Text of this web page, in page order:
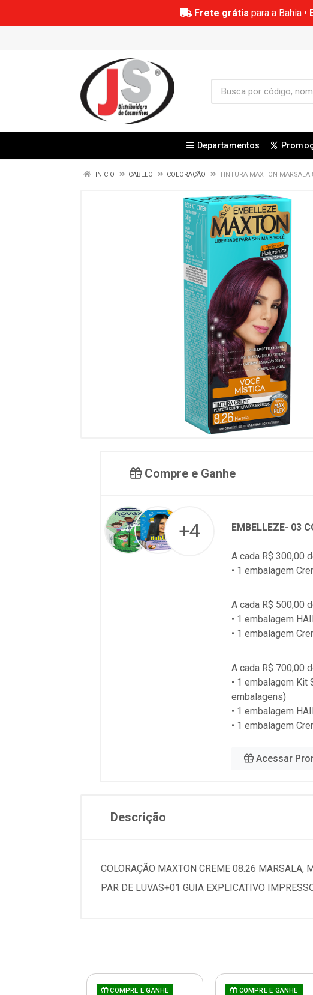
Frete grátis para a Bahia •
Departamentos
INÍCIO CABELO COLORAÇÃO TINTURA MAXTON MARSALA
Compre e Ganhe
+4 EMBELLEZE- 03
A cada R$ 300,00
• 1 embalagem
A cada R$ 500,00
• 1 embalagem
• 1 embalagem
A cada R$ 700,00
• 1 embalagem
embalagens)
• 1 embalagem
• 1 embalagem
Acessar
Descrição
COLORAÇÃO MAXTON CREME 08.26
PAR DE LUVAS+01 GUIA EXPLICATIVO
COMPRE E GANHE COMPRE E GANHE